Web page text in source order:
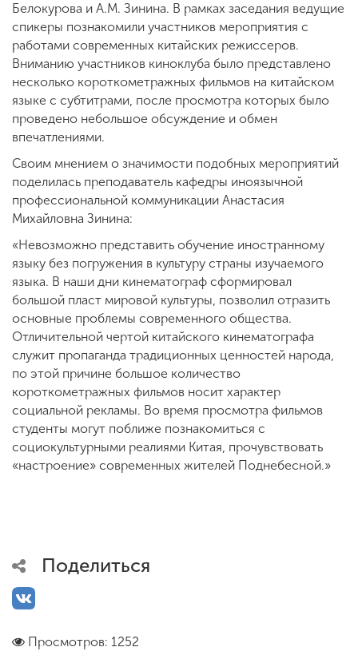
Белокурова и А.М. Зинина. В рамках заседания ведущие
спикеры познакомили участников мероприятия с
работами современных китайских режиссеров.
Вниманию участников киноклуба было представлено
несколько короткометражных фильмов на китайском
языке с субтитрами, после просмотра которых было
проведено небольшое обсуждение и обмен
впечатлениями.
Своим мнением о значимости подобных мероприятий
поделилась преподаватель кафедры иноязычной
профессиональной коммуникации Анастасия
Михайловна Зинина:
«Невозможно представить обучение иностранному
языку без погружения в культуру страны изучаемого
языка. В наши дни кинематограф сформировал
большой пласт мировой культуры, позволил отразить
основные проблемы современного общества.
Отличительной чертой китайского кинематографа
служит пропаганда традиционных ценностей народа,
по этой причине большое количество
короткометражных фильмов носит характер
социальной рекламы. Во время просмотра фильмов
студенты могут поближе познакомиться с
социокультурными реалиями Китая, прочувствовать
«настроение» современных жителей Поднебесной.»
Поделиться
Просмотров: 1252